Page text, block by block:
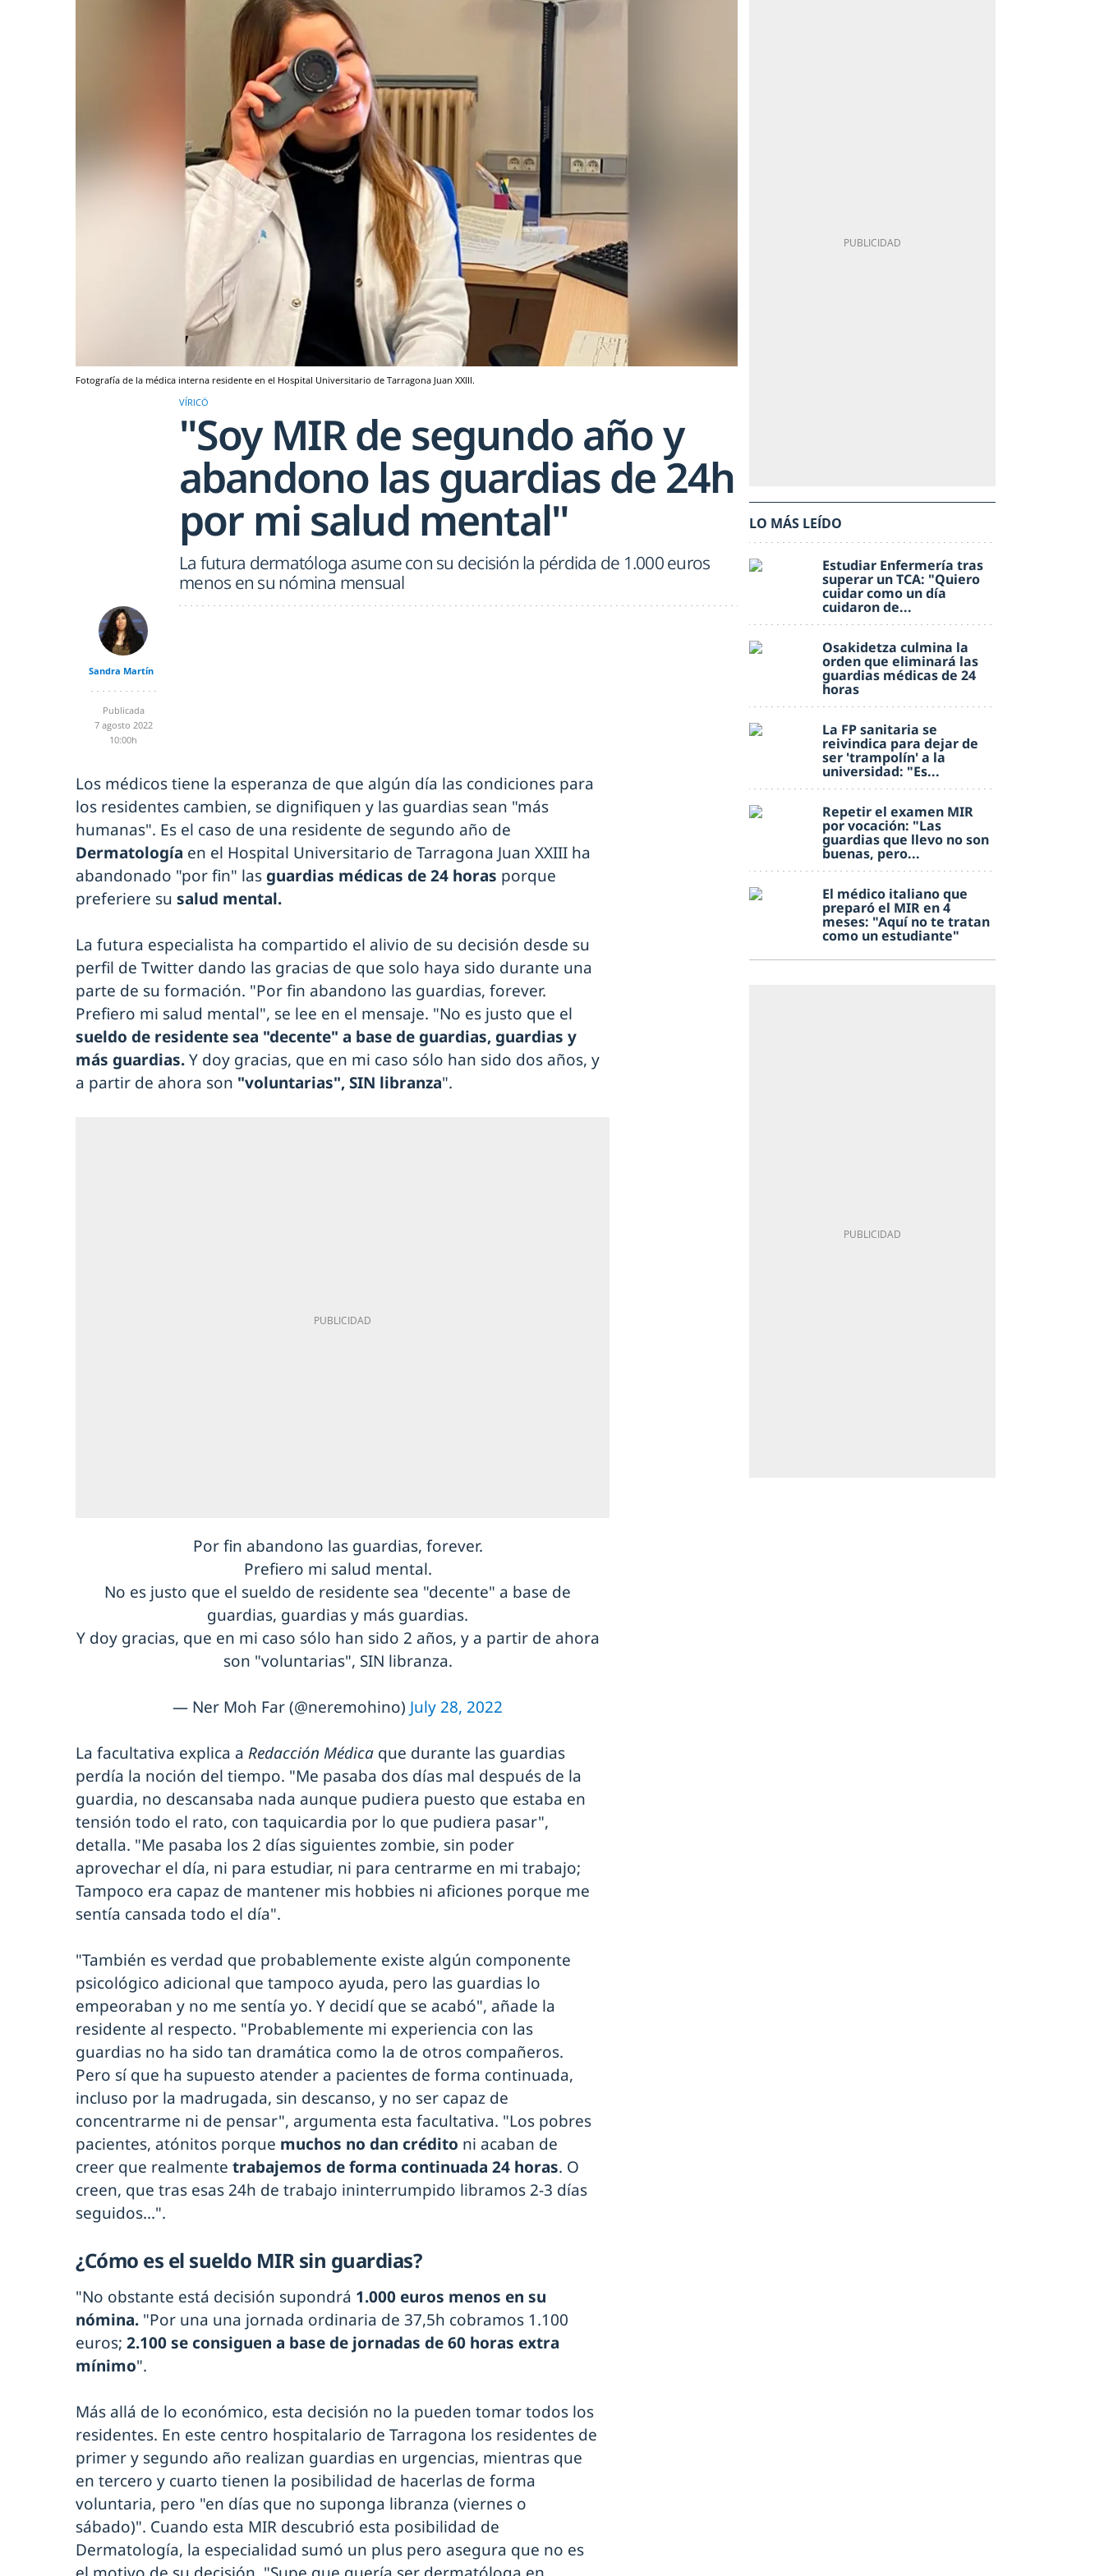
Fotografía de la médica interna residente en el Hospital Universitario de Tarragona Juan XXIII.
VÍRICÖ
"Soy MIR de segundo año y
abandono las guardias de 24h
por mi salud mental"
La futura dermatóloga asume con su decisión la pérdida de 1.000 euros
menos en su nómina mensual
Sandra Martín
Publicada
7 agosto 2022
10:00h
Los médicos tiene la esperanza de que algún día las condiciones para
los residentes cambien, se dignifiquen y las guardias sean "más
humanas". Es el caso de una residente de segundo año de
Dermatología en el Hospital Universitario de Tarragona Juan XXIII ha
abandonado "por fin" las guardias médicas de 24 horas porque
preferiere su salud mental.
La futura especialista ha compartido el alivio de su decisión desde su
perfil de Twitter dando las gracias de que solo haya sido durante una
parte de su formación. "Por fin abandono las guardias, forever.
Prefiero mi salud mental", se lee en el mensaje. "No es justo que el
sueldo de residente sea "decente" a base de guardias, guardias y
más guardias.Y doy gracias, que en mi caso sólo han sido dos años, y
a partir de ahora son "voluntarias", SIN libranza".
Por fin abandono las guardias, forever.
Prefiero mi salud mental.
No es justo que el sueldo de residente sea "decente" a base de
guardias, guardias y más guardias.
Y doy gracias, que en mi caso sólo han sido 2 años, y a partir de ahora
son "voluntarias", SIN libranza.
— Ner Moh Far (@neremohino) July 28, 2022
La facultativa explica a Redacción Médica que durante las guardias
perdía la noción del tiempo. "Me pasaba dos días mal después de la
guardia, no descansaba nada aunque pudiera puesto que estaba en
tensión todo el rato, con taquicardia por lo que pudiera pasar",
detalla. "Me pasaba los 2 días siguientes zombie, sin poder
aprovechar el día, ni para estudiar, ni para centrarme en mi trabajo;
Tampoco era capaz de mantener mis hobbies ni aficiones porque me
sentía cansada todo el día".
"También es verdad que probablemente existe algún componente
psicológico adicional que tampoco ayuda, pero las guardias lo
empeoraban y no me sentía yo. Y decidí que se acabó", añade la
residente al respecto. "Probablemente mi experiencia con las
guardias no ha sido tan dramática como la de otros compañeros.
Pero sí que ha supuesto atender a pacientes de forma continuada,
incluso por la madrugada, sin descanso, y no ser capaz de
concentrarme ni de pensar", argumenta esta facultativa. "Los pobres
pacientes, atónitos porque muchos no dan crédito ni acaban de
creer que realmente trabajemos de forma continuada 24 horas. O
creen, que tras esas 24h de trabajo ininterrumpido libramos 2-3 días
seguidos...".
¿Cómo es el sueldo MIR sin guardias?
"No obstante está decisión supondrá 1.000 euros menos en su
nómina. "Por una una jornada ordinaria de 37,5h cobramos 1.100
euros; 2.100 se consiguen a base de jornadas de 60 horas extra
mínimo".
Más allá de lo económico, esta decisión no la pueden tomar todos los
residentes. En este centro hospitalario de Tarragona los residentes de
primer y segundo año realizan guardias en urgencias, mientras que
en tercero y cuarto tienen la posibilidad de hacerlas de forma
voluntaria, pero "en días que no suponga libranza (viernes o
sábado)". Cuando esta MIR descubrió esta posibilidad de
Dermatología, la especialidad sumó un plus pero asegura que no es
LO MÁS LEÍDO
Estudiar Enfermería tras
superar un TCA: "Quiero
cuidar como un día
cuidaron de...
Osakidetza culmina la
orden que eliminará las
guardias médicas de 24
horas
La FP sanitaria se
reivindica para dejar de
ser 'trampolín' a la
universidad: "Es...
Repetir el examen MIR
por vocación: "Las
guardias que llevo no son
buenas, pero...
El médico italiano que
preparó el MIR en 4
meses: "Aquí no te tratan
como un estudiante"